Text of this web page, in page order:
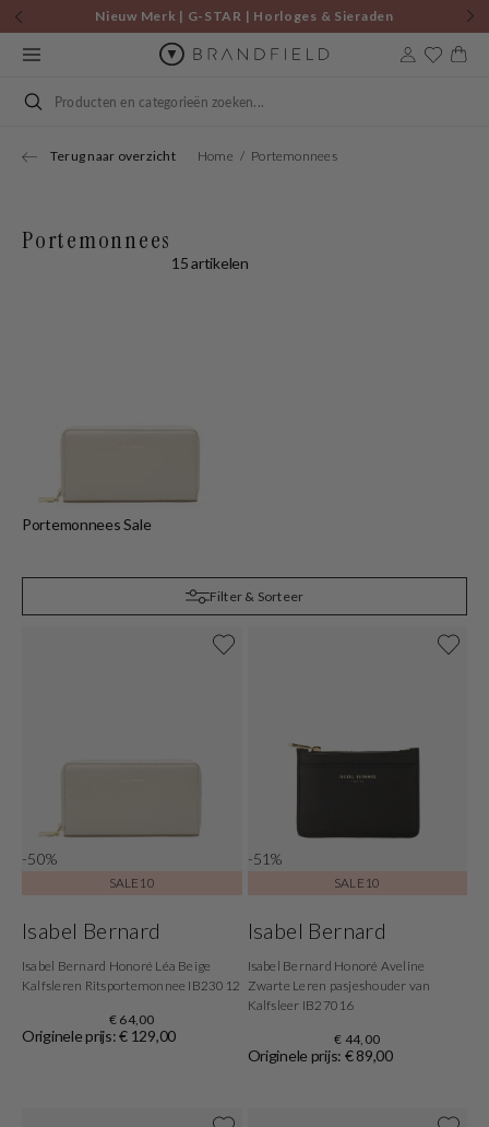
Skip to
content
Nieuw Merk | G-STAR | Horloges & Sieraden
Cart
Search
Terug naar overzicht Home Portemonnees
Portemonnees
15 artikelen
Portemonnees Sale
Filter & Sorteer
-50%
SALE10
Isabel Bernard
Isabel Bernard Honoré Léa Beige
Kalfsleren Ritsportemonnee IB23012
€ 64,00
Originele prijs: € 129,00
-51%
SALE10
Isabel Bernard
Isabel Bernard Honoré Aveline
Zwarte Leren pasjeshouder van
Kalfsleer IB27016
€ 44,00
Originele prijs: € 89,00